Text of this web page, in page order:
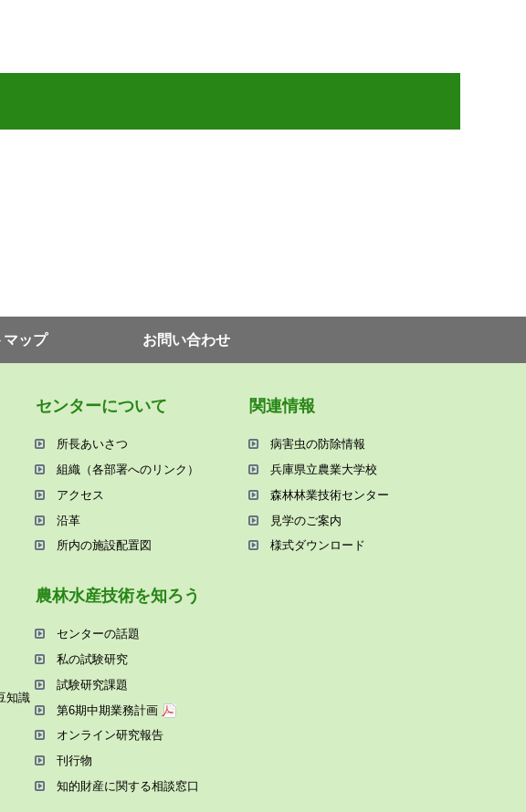
マップ お問い合わせ
知識
センターについて
所⻑あいさつ
組織（各部署へのリンク）
アクセス
沿⾰
所内の施設配置図
農林⽔産技術を知ろう
センターの話題
私の試験研究
試験研究課題
第6期中期業務計画
オンライン研究報告
刊⾏物
知的財産に関する相談窓⼝
関連情報
病害⾍の防除情報
兵庫県⽴農業⼤学校
森林林業技術センター
⾒学のご案内
様式ダウンロード